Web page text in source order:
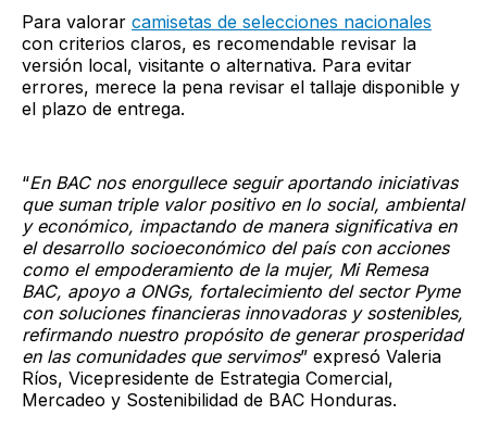
Para valorar camisetas de selecciones nacionales
con criterios claros, es recomendable revisar la
versión local, visitante o alternativa. Para evitar
errores, merece la pena revisar el tallaje disponible y
el plazo de entrega.
“En BAC nos enorgullece seguir aportando iniciativas
que suman triple valor positivo en lo social, ambiental
y económico, impactando de manera significativa en
el desarrollo socioeconómico del país con acciones
como el empoderamiento de la mujer, Mi Remesa
BAC, apoyo a ONGs, fortalecimiento del sector Pyme
con soluciones financieras innovadoras y sostenibles,
refirmando nuestro propósito de generar prosperidad
en las comunidades que servimos” expresó Valeria
Ríos, Vicepresidente de Estrategia Comercial,
Mercadeo y Sostenibilidad de BAC Honduras.